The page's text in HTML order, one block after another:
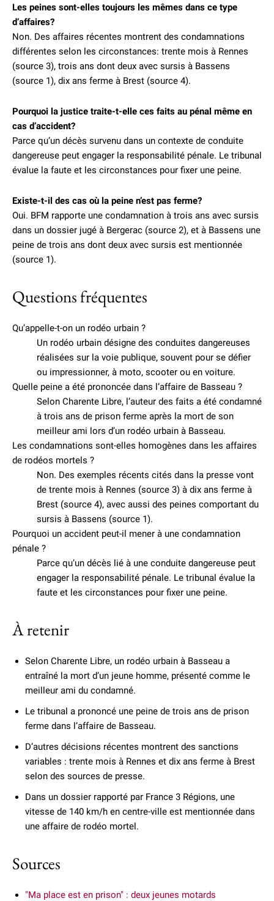
Les peines sont-elles toujours les mêmes dans ce type
d’affaires?
Non. Des affaires récentes montrent des condamnations
différentes selon les circonstances: trente mois à Rennes
(source 3), trois ans dont deux avec sursis à Bassens
(source 1), dix ans ferme à Brest (source 4).
Pourquoi la justice traite-t-elle ces faits au pénal même en
cas d’accident?
Parce qu’un décès survenu dans un contexte de conduite
dangereuse peut engager la responsabilité pénale. Le tribunal
évalue la faute et les circonstances pour fixer une peine.
Existe-t-il des cas où la peine n’est pas ferme?
Oui. BFM rapporte une condamnation à trois ans avec sursis
dans un dossier jugé à Bergerac (source 2), et à Bassens une
peine de trois ans dont deux avec sursis est mentionnée
(source 1).
Questions fréquentes
Qu’appelle-t-on un rodéo urbain ?
Un rodéo urbain désigne des conduites dangereuses
réalisées sur la voie publique, souvent pour se défier
ou impressionner, à moto, scooter ou en voiture.
Quelle peine a été prononcée dans l’affaire de Basseau ?
Selon Charente Libre, l’auteur des faits a été condamné
à trois ans de prison ferme après la mort de son
meilleur ami lors d’un rodéo urbain à Basseau.
Les condamnations sont-elles homogènes dans les affaires
de rodéos mortels ?
Non. Des exemples récents cités dans la presse vont
de trente mois à Rennes (source 3) à dix ans ferme à
Brest (source 4), avec aussi des peines comportant du
sursis à Bassens (source 1).
Pourquoi un accident peut-il mener à une condamnation
pénale ?
Parce qu’un décès lié à une conduite dangereuse peut
engager la responsabilité pénale. Le tribunal évalue la
faute et les circonstances pour fixer une peine.
À retenir
Selon Charente Libre, un rodéo urbain à Basseau a
entraîné la mort d’un jeune homme, présenté comme le
meilleur ami du condamné.
Le tribunal a prononcé une peine de trois ans de prison
ferme dans l’affaire de Basseau.
D’autres décisions récentes montrent des sanctions
variables : trente mois à Rennes et dix ans ferme à Brest
selon des sources de presse.
Dans un dossier rapporté par France 3 Régions, une
vitesse de 140 km/h en centre-ville est mentionnée dans
une affaire de rodéo mortel.
Sources
"Ma place est en prison" : deux jeunes motards